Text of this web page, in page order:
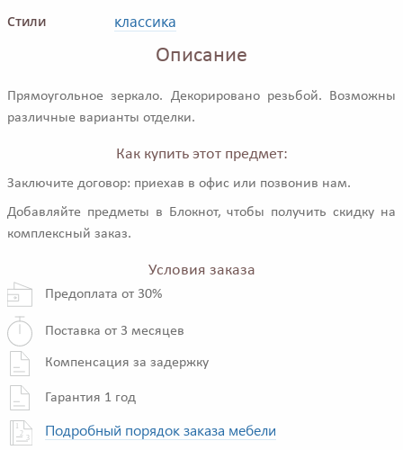
Стили классика
Описание
Прямоугольное зеркало. Декорировано резьбой. Возможны
различные варианты отделки.
Как купить этот предмет:
Заключите договор: приехав в офис или позвонив нам.
Добавляйте предметы в Блокнот, чтобы получить скидку на
комплексный заказ.
Условия заказа
Предоплата от 30%
Поставка от 3 месяцев
Компенсация за задержку
Гарантия 1 год
Подробный порядок заказа мебели